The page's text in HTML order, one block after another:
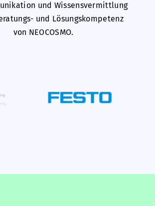
und Wissensvermittlung
und Lösungskompetenz
von NEOCOSMO.